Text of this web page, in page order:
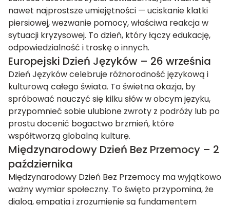
nawet najprostsze umiejętności — uciskanie klatki
piersiowej, wezwanie pomocy, właściwa reakcja w
sytuacji kryzysowej. To dzień, który łączy edukację,
odpowiedzialność i troskę o innych.
Europejski Dzień Języków – 26 września
Dzień Języków celebruje różnorodność językową i
kulturową całego świata. To świetna okazja, by
spróbować nauczyć się kilku słów w obcym języku,
przypomnieć sobie ulubione zwroty z podróży lub po
prostu docenić bogactwo brzmień, które
współtworzą globalną kulturę.
Międzynarodowy Dzień Bez Przemocy – 2
października
Międzynarodowy Dzień Bez Przemocy ma wyjątkowo
ważny wymiar społeczny. To święto przypomina, że
dialog, empatia i zrozumienie są fundamentem